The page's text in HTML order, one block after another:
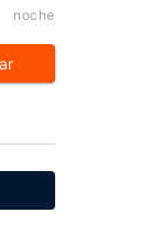
noche